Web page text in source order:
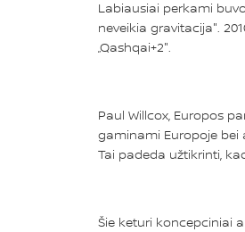
Labiausiai perkami
neveikia gravitacija".
„Qashqai+2".
Paul Willcox, Europos
gaminami Europoje bei
Tai padeda užtikrinti,
Šie keturi koncepciniai